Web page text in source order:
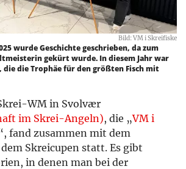
Bild: VM i Skreifiske
wurde Geschichte geschrieben, da zum
gekürt wurde. In diesem Jahr war
die die Trophäe für den größten Fisch mit
WM in Svolvær
im Skrei-Angeln), die „VM i
fand zusammen mit dem
Skreicupen statt. Es gibt
in denen man bei der